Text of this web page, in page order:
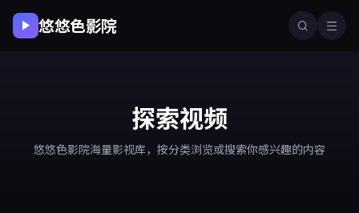
悠悠色影院
探索视频
悠悠色影院海量影视库，按分类浏览或搜索你感兴趣的内容